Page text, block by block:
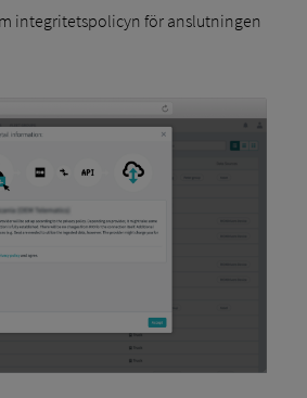
integritetspolicyn för anslutningen